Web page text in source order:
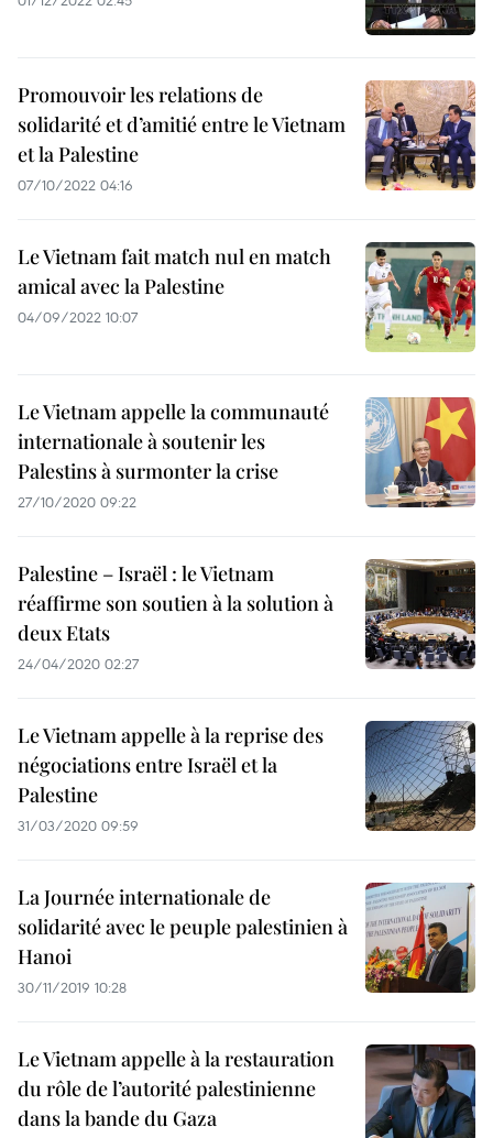
Promouvoir les relations de
solidarité et d’amitié entre le Vietnam
et la Palestine
07/10/2022 04:16
Le Vietnam fait match nul en match
amical avec la Palestine
04/09/2022 10:07
Le Vietnam appelle la communauté
internationale à soutenir les
Palestins à surmonter la crise
27/10/2020 09:22
Palestine – Israël : le Vietnam
réaffirme son soutien à la solution à
deux Etats
24/04/2020 02:27
Le Vietnam appelle à la reprise des
négociations entre Israël et la
Palestine
31/03/2020 09:59
La Journée internationale de
solidarité avec le peuple palestinien à
Hanoi
30/11/2019 10:28
Le Vietnam appelle à la restauration
du rôle de l’autorité palestinienne
dans la bande du Gaza